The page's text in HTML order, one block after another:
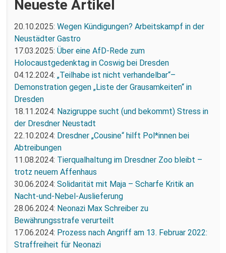
Neueste Artikel
20.10.2025: Wegen Kündigungen? Arbeitskampf in der
Neustädter Gastro
17.03.2025: Über eine AfD-Rede zum
Holocaustgedenktag in Coswig bei Dresden
04.12.2024: „Teilhabe ist nicht verhandelbar“–
Demonstration gegen „Liste der Grausamkeiten“ in
Dresden
18.11.2024: Nazigruppe sucht (und bekommt) Stress in
der Dresdner Neustadt
22.10.2024: Dresdner „Cousine“ hilft Pol*innen bei
Abtreibungen
11.08.2024: Tierqualhaltung im Dresdner Zoo bleibt –
trotz neuem Affenhaus
30.06.2024: Solidarität mit Maja – Scharfe Kritik an
Nacht-und-Nebel-Auslieferung
28.06.2024: Neonazi Max Schreiber zu
Bewährungsstrafe verurteilt
17.06.2024: Prozess nach Angriff am 13. Februar 2022:
Straffreiheit für Neonazi